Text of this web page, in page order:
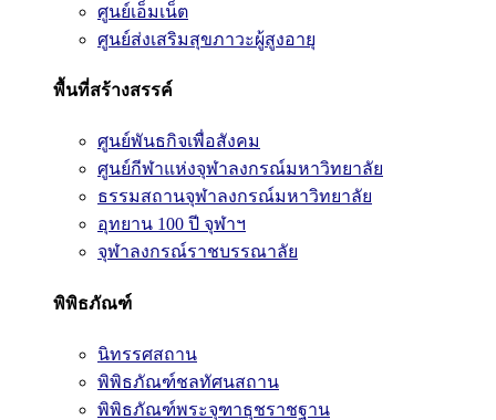
ศูนย์เอ็มเน็ต
ศูนย์ส่งเสริมสุขภาวะผู้สูงอายุ
พื้นที่สร้างสรรค์
ศูนย์พันธกิจเพื่อสังคม
ศูนย์กีฬาแห่งจุฬาลงกรณ์มหาวิทยาลัย
ธรรมสถานจุฬาลงกรณ์มหาวิทยาลัย
อุทยาน 100 ปี จุฬาฯ
จุฬาลงกรณ์ราชบรรณาลัย
พิพิธภัณฑ์
นิทรรศสถาน
พิพิธภัณฑ์ชลทัศนสถาน
พิพิธภัณฑ์พระจุฑาธุชราชฐาน